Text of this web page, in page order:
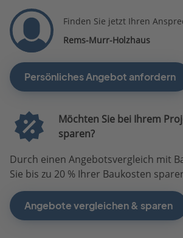
Finden Sie jetzt Ihren
Rems-Murr-Holzhaus
Persönliches Angebot anfordern
Möchten Sie bei Ihrem
sparen?
Durch einen Angebotsvergleich mit
Sie bis zu 20 % Ihrer Baukosten
Angebote vergleichen & sparen